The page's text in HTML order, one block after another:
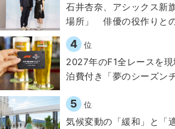
石井杏奈、アシックス新
場所」 俳優の役作りと
4 位
2027年のF1全レースを
泊費付き「夢のシーズン
5 位
気候変動の「緩和」と「